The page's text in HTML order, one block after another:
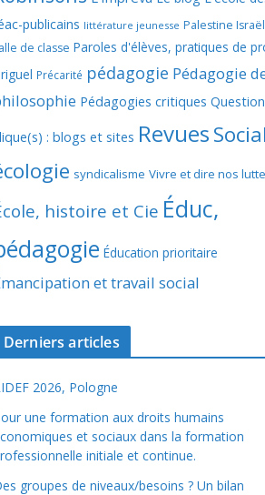
publicains littérature jeunesse Palestine
de classe Paroles d'élèves, pratiques de
Précarité pédagogie Pédagogie
Pédagogies critiques
: blogs et sites Revues
syndicalisme Vivre et dire nos
histoire et Cie Éduc,
Éducation prioritaire
et travail social
Derniers articles
2026, Pologne
une formation aux droits humains
et sociaux dans la formation
initiale et continue.
groupes de niveaux/besoins ? Un bilan